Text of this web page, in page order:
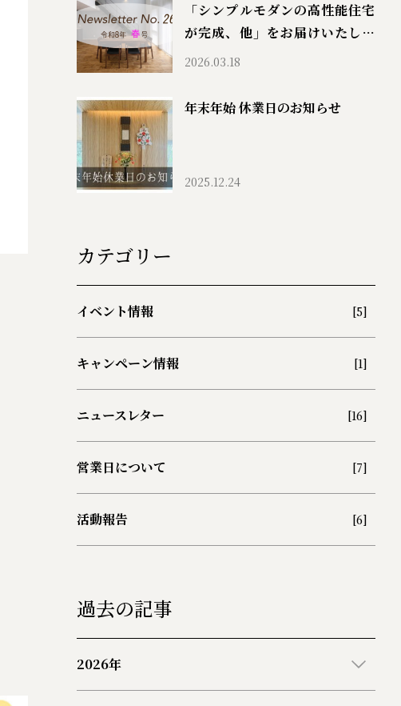
「シンプルモダンの高性能住宅
が完成、他」をお届けいたしま
す
2026.03.18
年末年始 休業日のお知らせ
2025.12.24
カテゴリー
イベント情報 [5]
キャンペーン情報 [1]
ニュースレター [16]
営業日について [7]
活動報告 [6]
過去の記事
2026年